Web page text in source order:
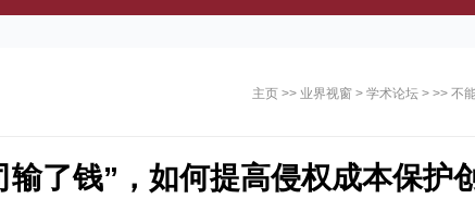
主页 >> 业界视窗 > 学术论坛 > >> 不
输了钱”，如何提高侵权成本保护